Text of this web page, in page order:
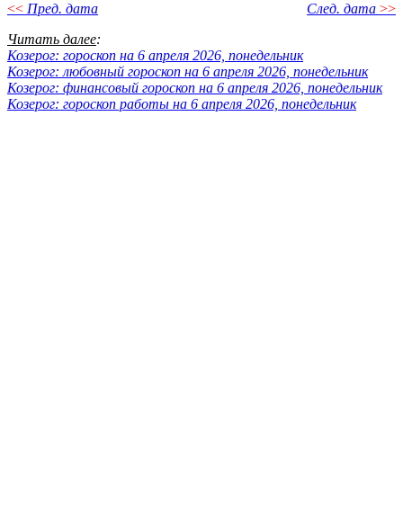
<< Пред. дата След. дата >>
Читать далее:
Козерог: гороскоп на 6 апреля 2026, понедельник
Козерог: любовный гороскоп на 6 апреля 2026, понедельник
Козерог: финансовый гороскоп на 6 апреля 2026, понедельник
Козерог: гороскоп работы на 6 апреля 2026, понедельник